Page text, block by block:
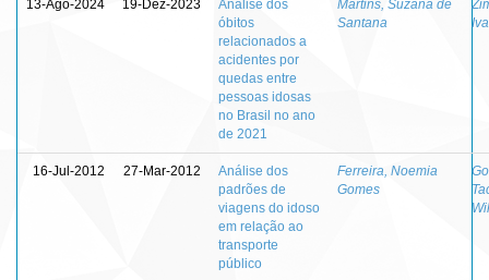
13-Ago-2024 19-Dez-2023
Análise dos
óbitos
relacionados a
acidentes por
quedas entre
pessoas idosas
no Brasil no ano
de 2021
Martins, Suzana de
Santana
16-Jul-2012 27-Mar-2012
Análise dos
padrões de
viagens do idoso
em relação ao
transporte
público
Ferreira, Noemia
Gomes